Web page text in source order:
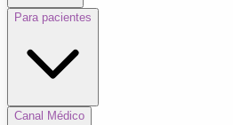
Para pacientes
Canal Médico